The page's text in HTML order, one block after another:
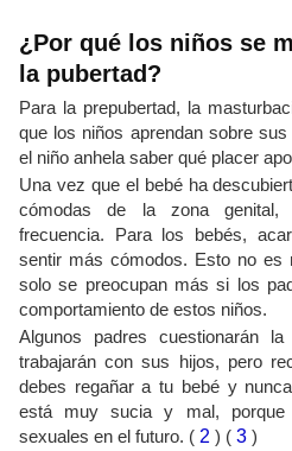
¿Por qué los niños se
la pubertad?
Para la prepubertad, la
que los niños aprendan sobre
el niño anhela saber qué placer
Una vez que el bebé ha
cómodas de la zona
frecuencia. Para los bebés,
sentir más cómodos. Esto no es
solo se preocupan más si los
comportamiento de estos niños.
Algunos padres cuestionarán
trabajarán con sus hijos, pero
debes regañar a tu bebé y
está muy sucia y mal, porque
sexuales en el futuro. ( 2 ) ( 3 )